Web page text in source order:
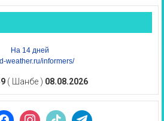
На 14 дней
weather.ru/informers/
( Шанбе ) 08.08.2026